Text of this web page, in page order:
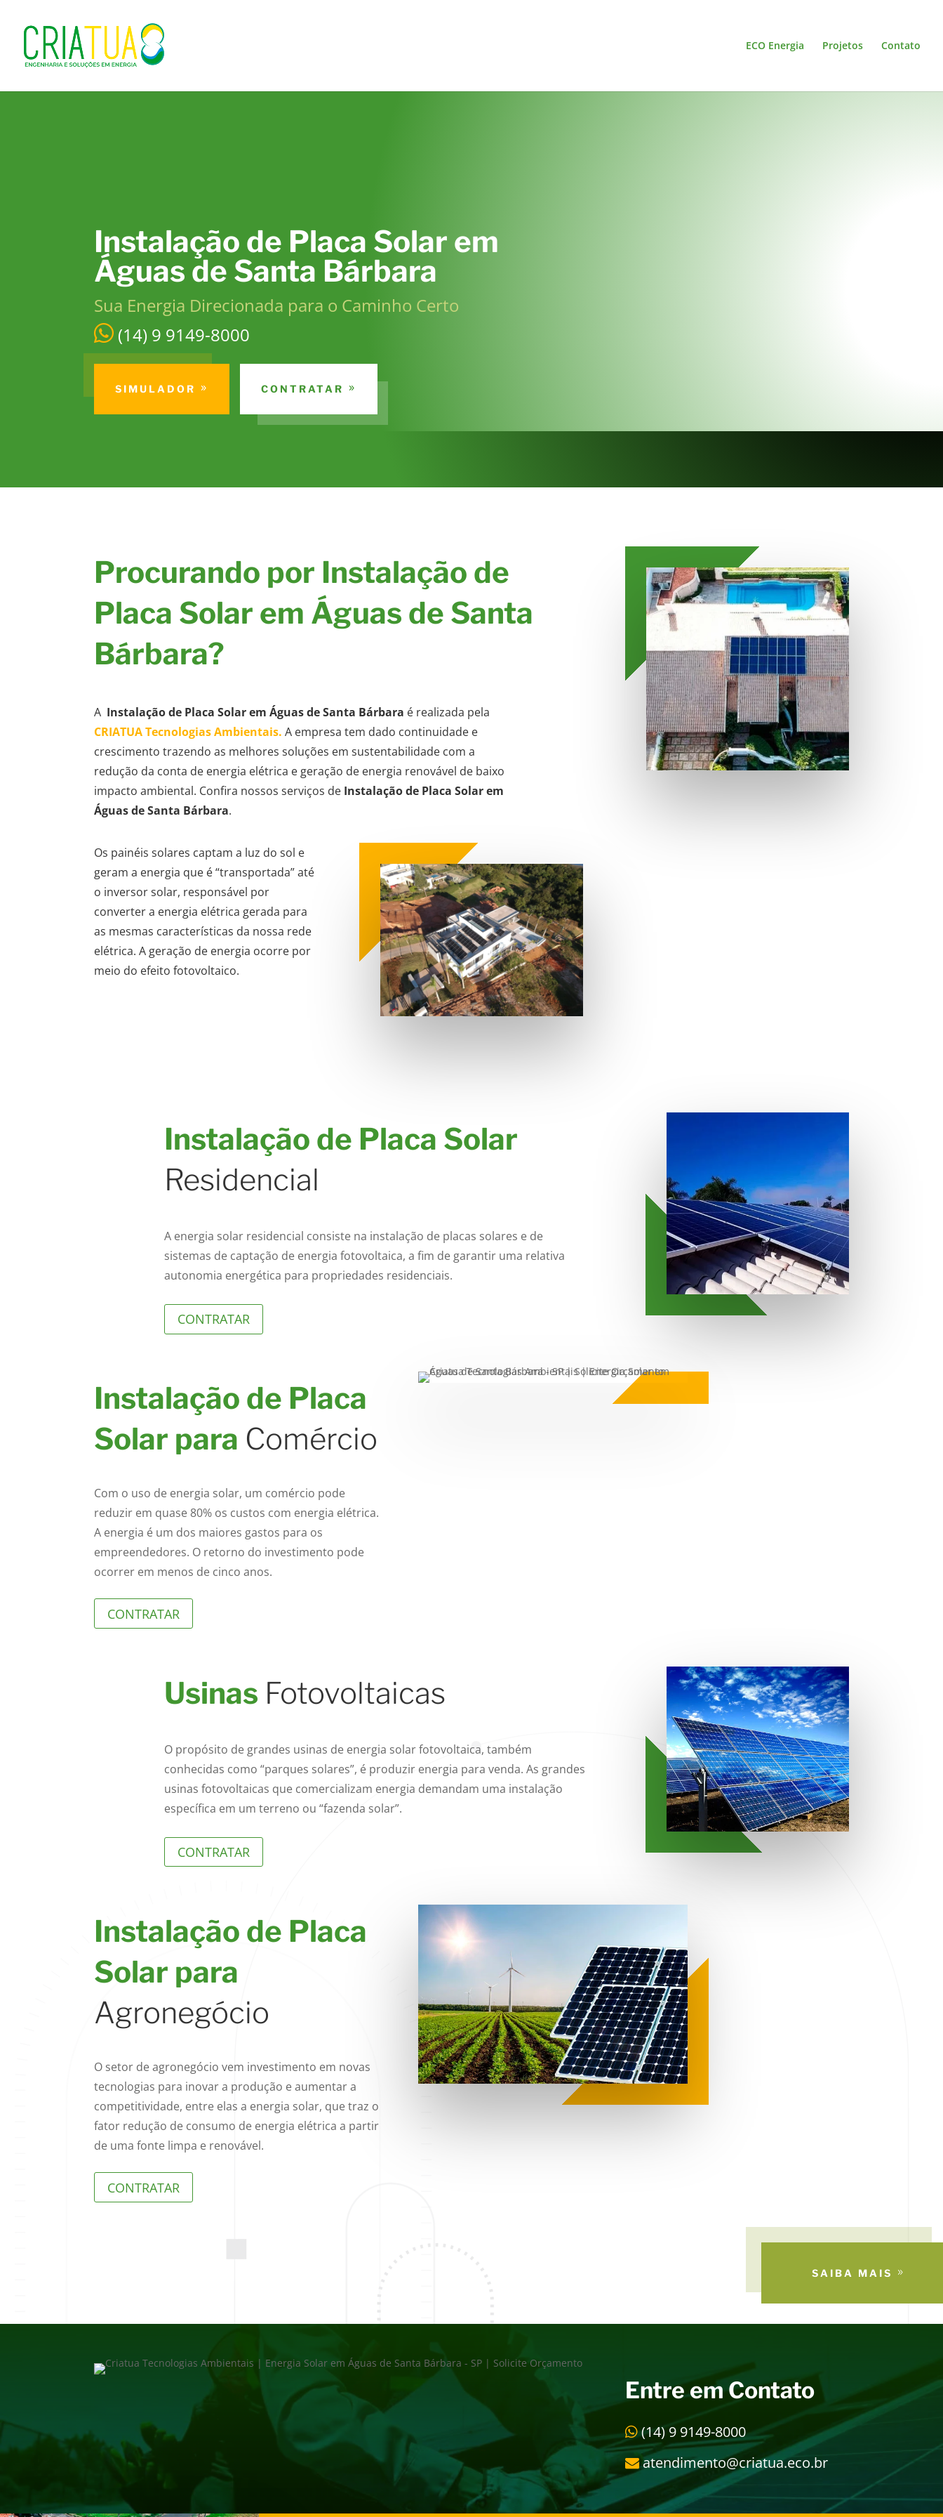
ECO Energia Projetos Contato
Instalação de Placa Solar em
Águas de Santa Bárbara
Sua Energia Direcionada para o Caminho Certo
(14) 9 9149-8000
SIMULADOR CONTRATAR
Procurando por Instalação de
Placa Solar em Águas de Santa
Bárbara?
A Instalação de Placa Solar em Águas de Santa Bárbara é realizada pela
CRIATUA TecnologiasAmbientais. A empresa tem dado continuidade e
crescimento trazendo as melhores soluções em sustentabilidade com a
redução da conta de energia elétrica e geração de energia renovável de baixo
impacto ambiental. Confira nossos serviços de Instalação de PlacaSolar em
Águas de Santa Bárbara.
Os painéis solares captam a luz do sol e
geram a energia que é “transportada” até
o inversor solar, responsável por
converter a energia elétrica gerada para
as mesmas características da nossa rede
elétrica. A geração de energia ocorre por
meio do efeito fotovoltaico.
Instalação de Placa Solar
Residencial
A energia solar residencial consiste na instalação de placas solares e de
sistemas de captação de energia fotovoltaica, a fim de garantir uma relativa
autonomia energética para propriedades residenciais.
CONTRATAR
Instalação de Placa
Solar para Comércio
Com o uso de energia solar, um comércio pode
reduzir em quase 80% os custos com energia elétrica.
A energia é um dos maiores gastos para os
empreendedores. O retorno do investimento pode
ocorrer em menos de cinco anos.
CONTRATAR
Usinas Fotovoltaicas
O propósito de grandes usinas de energia solar fotovoltaica, também
conhecidas como “parques solares”, é produzir energia para venda. As grandes
usinas fotovoltaicas que comercializam energia demandam uma instalação
específica em um terreno ou “fazenda solar”.
CONTRATAR
Instalação de Placa
Solar para
Agronegócio
O setor de agronegócio vem investimento em novas
tecnologias para inovar a produção e aumentar a
competitividade, entre elas a energia solar, que traz o
fator redução de consumo de energia elétrica a partir
de uma fonte limpa e renovável.
CONTRATAR
SAIBA MAIS
Entre em Contato
(14) 9 9149-8000
atendimento@criatua.eco.br